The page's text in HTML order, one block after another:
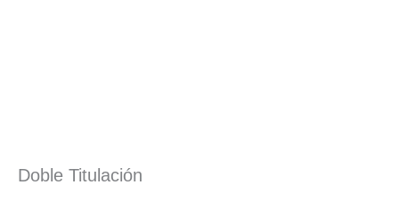
Doble Titulación